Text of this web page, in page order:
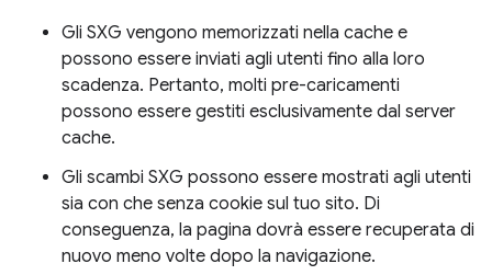
Gli SXG vengono memorizzati nella cache e
possono essere inviati agli utenti fino alla loro
scadenza. Pertanto, molti pre-caricamenti
possono essere gestiti esclusivamente dal server
cache.
Gli scambi SXG possono essere mostrati agli utenti
sia con che senza cookie sul tuo sito. Di
conseguenza, la pagina dovrà essere recuperata di
nuovo meno volte dopo la navigazione.